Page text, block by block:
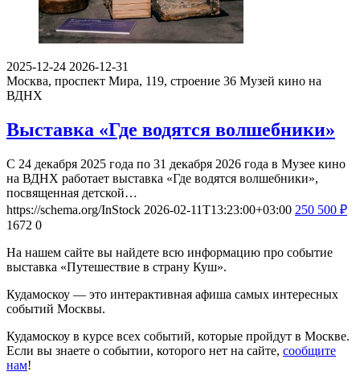
2025-12-24 2026-12-31
Москва, проспект Мира, 119, строение 36 Музей кино на
ВДНХ
Выставка «Где водятся волшебники»
С 24 декабря 2025 года по 31 декабря 2026 года в Музее кино
на ВДНХ работает выставка «Где водятся волшебники»,
посвященная детской…
https://schema.org/InStock 2026-02-11T13:23:00+03:00 250 500 ₽
1672 0
На нашем сайте вы найдете всю информацию про событие
выставка «Путешествие в страну Куш».
Кудамоскоу — это интерактивная афиша самых интересных
событий Москвы.
Кудамоскоу в курсе всех событий, которые пройдут в Москве.
Если вы знаете о событии, которого нет на сайте, сообщите
нам!